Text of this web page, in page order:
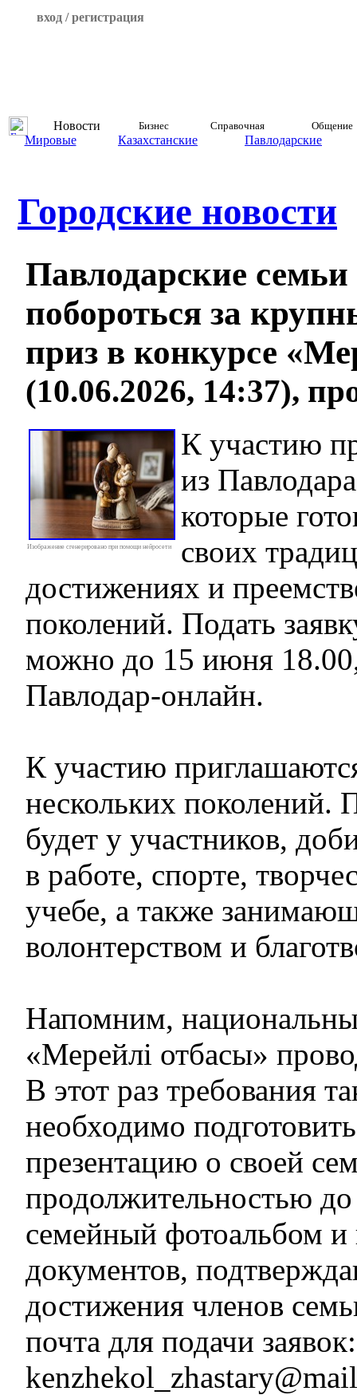
вход / регистрация
Новости Бизнес Справочная Общение
Мировые Казахстанские Павлодарские
Городские новости
Павлодарские семьи
побороться за
приз в конкурсе
(10.06.2026, 14:37),
Изображение сгенерировано при помощи нейросети
К участию
из
которые
своих
достижениях и
поколений. Подать
можно до 15 июня
Павлодар-онлайн.
К участию
нескольких поколений.
будет у участников,
в работе, спорте,
учебе, а также
волонтерством и
Напомним,
«Мерейлі отбасы»
В этот раз требования
необходимо
презентацию о своей
продолжительностью
семейный фотоальбом и
документов,
достижения членов
почта для подачи заявок: